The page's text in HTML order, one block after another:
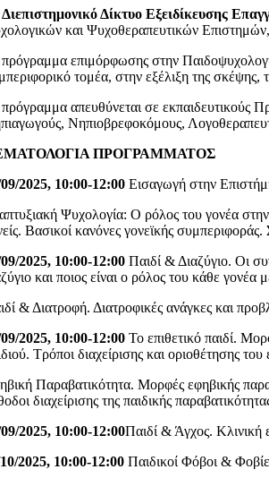
Διεπιστημονικό Δίκτυο Εξειδίκευσης
και Ψυχοθεραπευτικών
επιμόρφωσης στην
τομέα, στην εξέλιξη της σκέψης,
απευθύνεται σε εκπαιδευτικούς
Νηπιοβρεφοκόμους,
ΠΡΟΓΡΑΜΜΑΤΟΣ
2025, 10:00-12:00 Εισαγωγή στην
Ψυχολογία: Ο ρόλος του γονέα
Βασικοί κανόνες γονεϊκής
2025, 10:00-12:00Παιδί & Διαζύγιο. Οι
και ποιος είναι ο ρόλος του κάθε
& Διατροφή. Διατροφικές ανάγκες και
2025, 10:00-12:00 Το επιθετικό παιδί.
Τρόποι διαχείρισης και οριοθέτησης του
Παραβατικότητα. Μορφές εφηβικής
διαχείρισης της παιδικής
2025, 10:00-12:00Παιδί & Άγχος. Κλινική
2025, 10:00-12:00 Παιδικοί Φόβοι &